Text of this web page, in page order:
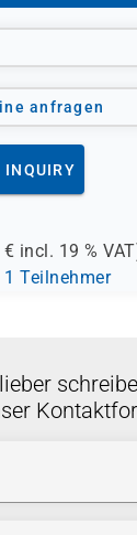
anfragen
INQUIRY
€ incl. 19 %
Teilnehmer